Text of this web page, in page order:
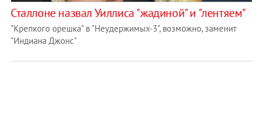
Сталлоне назвал Уиллиса "жадиной" и "лентяем"
"Крепкого орешка" в "Неудержимых-3", возможно, заменит
"Индиана Джонс"